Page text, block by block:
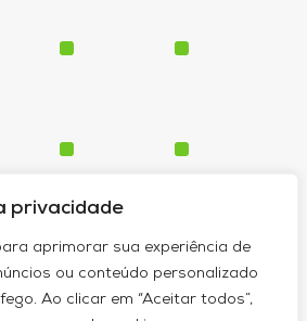
privacidade
aprimorar sua experiência de
ou conteúdo personalizado
Ao clicar em “Aceitar todos”,